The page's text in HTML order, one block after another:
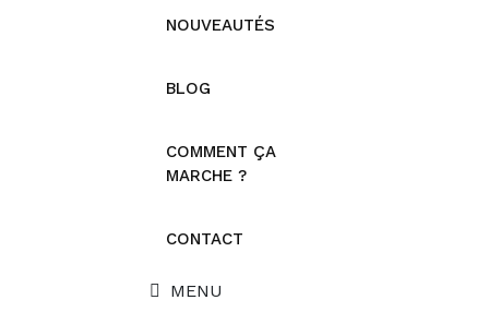
NOUVEAUTÉS
BLOG
COMMENT ÇA
MARCHE ?
CONTACT
MENU